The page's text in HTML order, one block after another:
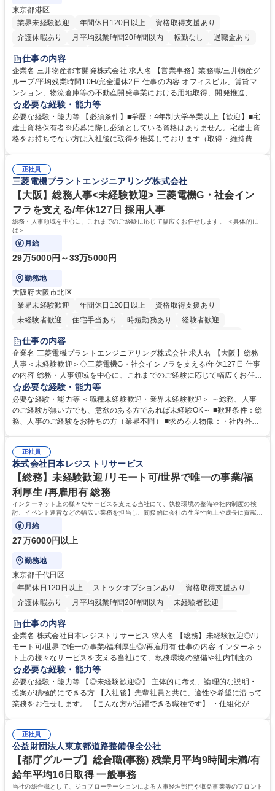
東京都港区
業界未経験歓迎
年間休日120日以上
資格取得支援あり
介護休暇あり
月平均残業時間20時間以内 転勤なし
退職金あり
在宅OK
賞与あり
駅近5分以内
土日祝休み 寮・社宅あり
仕事の内容
企業名 三井物産都市開発株式会社 求人名 【営業事務】業務職/三井物産グ
ループ/平均残業時間10H/完全週休2日 仕事の内容 オフィスビル、賃貸マ
ンション、物流倉庫等の不動産開発事業における用地取得、開発推進、賃
貸運営、売却、仲介・活用提案等を行う営業部門において事務業務を担当
いただきます。 【詳細】・契約書管理、契約書製本、捺印対応、ファイリ
ング、登記簿取得、調書取得・支払業務（各種費用支払、支払管理、請
求・支払データ登録、取引先マスター申請対応）・予算作成及び予実管
の他に担当頂く業務が発生する場合があります。 募集職種 【営業事務】
業務職/三井物産グループ/平均残業時間10H/完全週休2日
必要な経験・能力等
必要な経験・能力等 【必須条件】■学歴：4年制大学卒業以上【歓迎】■宅
建士資格保有者※応募に際し必須としている資格はありません。宅建士資
格をお持ちでない方は入社後に取得を推奨しております（取得・維持費用
ション力がある方。 ・チャレンジを厭わず、粘り強く業務に取り組める
方。多様な関係者と謙虚に信頼関係を構築でき、期限を意識したスケジュ
ール管理が出来る方。※将来的に他部署（営業部門、コーポレート部門）
へのジョブローテーションの可能性があります。 学歴・資格 学歴：大学
院 大学 語学力： 資格：宅地建物取引士
正社員
三菱電機プラントエンジニアリング株式会社
【大阪】総務人事<未経験歓迎> 三菱電機G・社会イン
フラを支える/年休127日 採用人事
総務・人事領域を中心に、これまでのご経験に応じて幅広くお任せします。 ＜具体的に
は＞
月給
29万5000円～33万5000円
勤務地
大阪府大阪市北区
業界未経験歓迎
年間休日120日以上
資格取得支援あり
未経験者歓迎
住宅手当あり 時短勤務あり
経験者歓迎
退職金あり
駅近5分以内
土日祝休み 服装自由 寮・社宅あり 食事補助あり
仕事の内容
企業名 三菱電機プラントエンジニアリング株式会社 求人名 【大阪】総務
人事＜未経験歓迎＞◇三菱電機G・社会インフラを支える/年休127日 仕事
の内容 総務・人事領域を中心に、これまでのご経験に応じて幅広くお任せ
します。 ＜具体的には＞ ・総務/人事労務（給与・社保・勤怠管理など）
・採用・教育研修 ・福利厚生運用 など ※基本的には事務所勤務ですが、
採用や教育等の業務内容により、関西圏以外への日帰り・宿泊を伴う国内
出張もございます。 ※担当業務を持ちつつ、お互いに助け合いながら、総
必要な経験・能力等
必要な経験・能力等 ＜職種未経験歓迎・業界未経験歓迎＞ ～総務、人事
のご経験が無い方でも、意欲のある方であれば未経験OK～ ■歓迎条件：総
務、人事のご経験をお持ちの方（業界不問） ■求める人物像：・社内外の
正社員
株式会社日本レジストリサービス
【総務】未経験歓迎 /リモート可/世界で唯一の事業/福
利厚生 /再雇用有 総務
インターネット上の様々なサービスを支える当社にて、執務環境の整備や社内制度の検
討、イベント運営などの幅広い業務を担当し、間接的に会社の生産性向上や成長に貢献し
ている部署です。
月給
27万6000円以上
勤務地
東京都千代田区
年間休日120日以上
ストックオプションあり
資格取得支援あり
介護休暇あり
月平均残業時間20時間以内
未経験者歓迎
住宅手当あり
完全週休2日制
交通費支給 駅近5分以内 土日祝休み 服装自由
仕事の内容
企業名 株式会社日本レジストリサービス 求人名 【総務】未経験歓迎◎/リ
モート可/世界で唯一の事業/福利厚生◎/再雇用有 仕事の内容 インターネッ
ト上の様々なサービスを支える当社にて、執務環境の整備や社内制度の検
討、イベント運営などの幅広い業務を担当し、間接的に会社の生産性向上
や成長に貢献している部署です。 会社の全メンバーが安心して長く成果を
発揮できる環境を整えるために、毎日のメンテナンスや維持管理に加え、
新たな施策検討を積極的に行っていただき、会社全体を巻き込み課題解決
幅広い業務の体得が可能で、多様なキャリアパスを描くことも可能です。
募集職種 【総務】未経験歓迎◎/リモート可/世界で唯一の事業/福利厚生◎/
再雇用有
必要な経験・能力等
必要な経験・能力等 【◎未経験歓迎◎】 主体的に考え、論理的な説明・
提案が積極的にできる方 【入社後】先輩社員と共に、適性や希望に沿って
業務をお任せします。 【こんな方が活躍できる職種です】 ・仕組化が好
対処できる・新しいことに興味関心がある 【魅力】■自己啓発支援：資格
取得や通信教育など費用の80%（年間25万円まで）を補助 ■住宅手当：家
賃の50%（月額7万円まで）を補助 学歴・資格 学歴：大学院 大学 語学
力： 資格：
正社員
公益財団法人東京都道路整備保全公社
【都庁グループ】総合職(事務) 残業月平均9時間未満/有
給年平均16日取得 一般事務
当社の総合職として、ジョブローテーションによる人事経理部門や収益事業等のフロント